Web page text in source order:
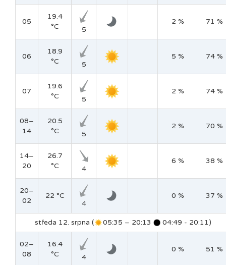
05
19.4
°C
5
2 % 71 %
06
18.9
°C
5
5 % 74 %
07
19.6
°C
5
2 % 74 %
08–
14
20.5
°C
5
2 % 70 %
14–
20
26.7
°C
4
6 % 38 %
20–
02
22 °C
4
0 % 37 %
středa 12. srpna ( 05:35 – 20:13 04:49 - 20:11)
02–
08
16.4
°C
4
0 % 51 %